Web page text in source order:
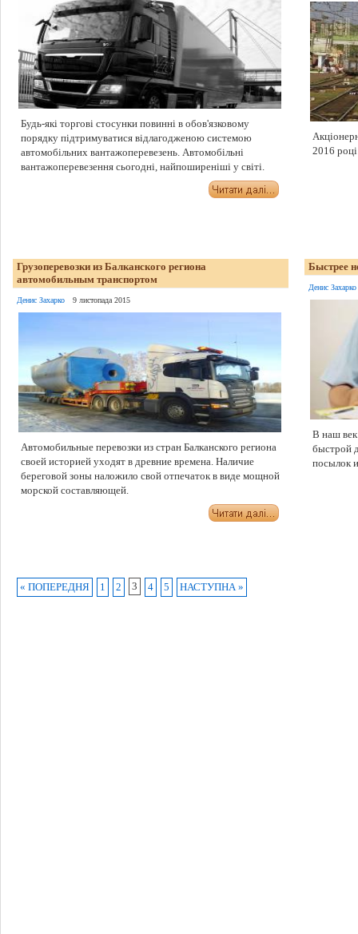
Будь-які торгові стосунки повинні в обов'язковому
порядку підтримуватися відлагодженою системою
автомобільних вантажоперевезень. Автомобільні
вантажоперевезення сьогодні, найпоширеніші у світі.
2016
Грузоперевозки из Балканского региона
автомобильным транспортом
Денис Захарко 9 листопада 2015
Автомобильные перевозки из стран Балканского региона
своей историей уходят в древние времена. Наличие
береговой зоны наложило свой отпечаток в виде мощной
морской составляющей.
Быстрее
Денис Захарко
В наш век
быстрой
посылок
« ПОПЕРЕДНЯ 1 2 3 4 5 НАСТУПНА »